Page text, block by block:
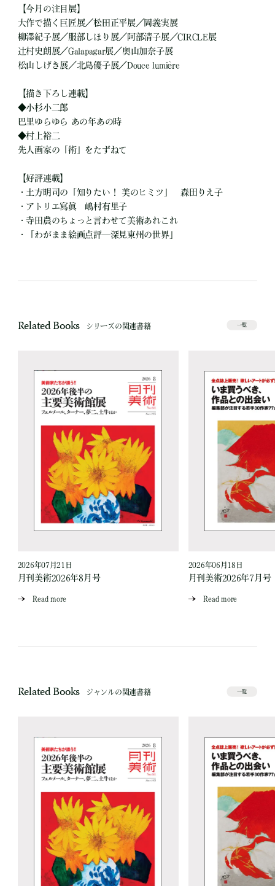
【今月の注目展】
大作で描く巨匠展／松田正平展／岡義実展
柳澤紀子展／服部しほり展／阿部清子展／CIRCLE展
辻村史朗展／Galapagar展／奧山加奈子展
松山しげき展／北島優子展／Douce lumière
【描き下ろし連載】
◆小杉小二郎
巴里ゆらゆら あの年あの時
◆村上裕二
先人画家の「術」をたずねて
【好評連載】
・土方明司の「知りたい！ 美のヒミツ」 森田りえ子
・アトリエ寫眞 嶋村有里子
・寺田農のちょっと言わせて美術あれこれ
・「わがまま絵画点評─深見東州の世界」
Related Books シリーズの関連書籍 一覧
2026年07月21日
月刊美術2026年8月号
Read more
2026年06月18日
月刊美術2026年7月号
Read more
Related Books ジャンルの関連書籍 一覧